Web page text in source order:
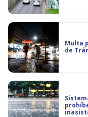
Multa
de